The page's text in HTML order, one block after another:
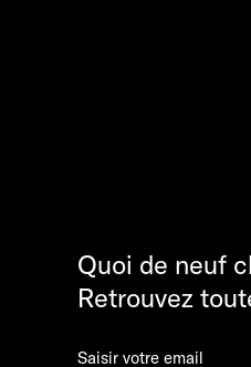
Quoi de neuf
Retrouvez
Saisir votre email